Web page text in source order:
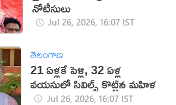
నోటీసులు
Jul 26, 2026, 16:07 IST
తెలంగాణ
21 ఏళ్లకే పెళ్లి, 32 ఏళ్ల
వయసులో సివిల్స్ కొట్టిన మహిళ
Jul 26, 2026, 16:07 IST